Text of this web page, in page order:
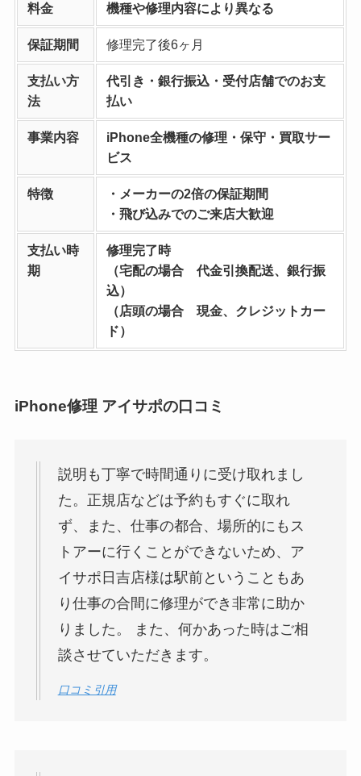
料金 機種や修理内容により異なる
保証期間 修理完了後6ヶ月
支払い方
法
代引き・銀行振込・受付店舗でのお支
払い
事業内容
iPhone全機種の修理・保守・買取サー
ビス
特徴
・メーカーの2倍の保証期間
・飛び込みでのご来店大歓迎
支払い時
期
修理完了時
（宅配の場合 代金引換配送、銀行振
込）
（店頭の場合 現金、クレジットカー
ド）
iPhone修理 アイサポの口コミ
説明も丁寧で時間通りに受け取れまし
た。正規店などは予約もすぐに取れ
ず、また、仕事の都合、場所的にもス
トアーに行くことができないため、ア
イサポ日吉店様は駅前ということもあ
り仕事の合間に修理ができ非常に助か
りました。 また、何かあった時はご相
談させていただきます。
口コミ引用